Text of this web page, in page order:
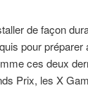
de façon
pour
ces deux
Prix, les X